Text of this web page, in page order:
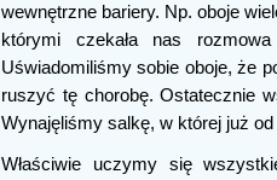
wewnętrzne bariery. Np. oboje
którymi czekała nas
Uświadomiliśmy sobie oboje, że
ruszyć tę chorobę. Ostatecznie
Wynajęliśmy salkę, w której już
Właściwie uczymy się